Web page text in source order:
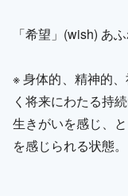
「希望」(wish) あ
※ 身体的、精神的
く将来にわたる持
生きがいを感じ、
を感じられる状態